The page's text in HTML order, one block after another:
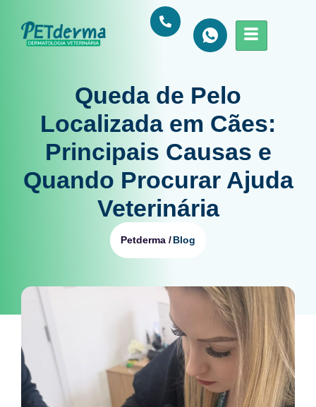
Queda de Pelo
Localizada em Cães:
Principais Causas e
Quando Procurar Ajuda
Veterinária
Petderma /Blog